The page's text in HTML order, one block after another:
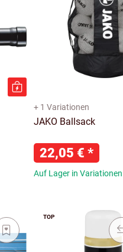
+ 1 Variationen
JAKO Ballsack
22,05 € *
Auf Lager in Variationen
TOP